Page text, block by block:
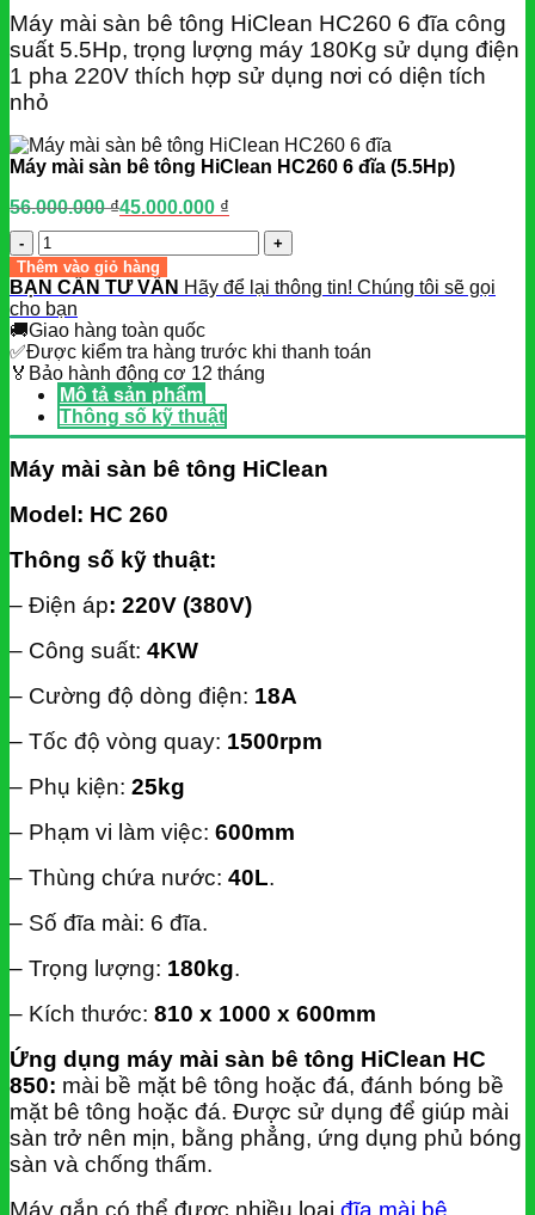
45.000.000 ₫.
Máy mài sàn bê tông HiClean HC260 6 đĩa công
suất 5.5Hp, trọng lượng máy 180Kg sử dụng điện
1 pha 220V thích hợp sử dụng nơi có diện tích
nhỏ
Máy mài sàn bê tông HiClean HC260 6 đĩa (5.5Hp)
56.000.000₫
Giá
gốc
là:
56.000.000 ₫.
45.000.000 ₫
Giá
hiện
tại
là:
45.000.000 ₫.
Số
lượng
Thêm vào giỏ hàng
BẠN CẦN TƯ VẤN Hãy để lại thông tin! Chúng tôi sẽ gọi
cho bạn
🚚Giao hàng toàn quốc
✅Được kiểm tra hàng trước khi thanh toán
🏅 Bảo hành động cơ 12 tháng
Mô tả sản phẩm
Thông số kỹ thuật
Máy mài sàn bê tông HiClean
Model: HC 260
Thông số kỹ thuật:
– Điện áp: 220V (380V)
– Công suất: 4KW
– Cường độ dòng điện: 18A
– Tốc độ vòng quay: 1500rpm
– Phụ kiện: 25kg
– Phạm vi làm việc: 600mm
– Thùng chứa nước: 40L.
– Số đĩa mài: 6 đĩa.
– Trọng lượng: 180kg.
– Kích thước: 810 x 1000 x 600mm
Ứng dụng máy mài sàn bê tông HiClean HC
850: mài bề mặt bê tông hoặc đá, đánh bóng bề
mặt bê tông hoặc đá. Được sử dụng để giúp mài
sàn trở nên mịn, bằng phẳng, ứng dụng phủ bóng
sàn và chống thấm.
Máy gắn có thể được nhiều loại đĩa mài bê